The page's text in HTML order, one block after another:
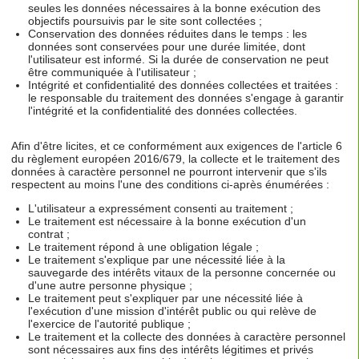
seules les données nécessaires à la bonne exécution des
objectifs poursuivis par le site sont collectées ;
Conservation des données réduites dans le temps : les
données sont conservées pour une durée limitée, dont
l'utilisateur est informé. Si la durée de conservation ne peut
être communiquée à l'utilisateur ;
Intégrité et confidentialité des données collectées et traitées :
le responsable du traitement des données s'engage à garantir
l'intégrité et la confidentialité des données collectées.
Afin d'être licites, et ce conformément aux exigences de l'article 6
du règlement européen 2016/679, la collecte et le traitement des
données à caractère personnel ne pourront intervenir que s'ils
respectent au moins l'une des conditions ci-après énumérées :
L'utilisateur a expressément consenti au traitement ;
Le traitement est nécessaire à la bonne exécution d'un
contrat ;
Le traitement répond à une obligation légale ;
Le traitement s'explique par une nécessité liée à la
sauvegarde des intérêts vitaux de la personne concernée ou
d'une autre personne physique ;
Le traitement peut s'expliquer par une nécessité liée à
l'exécution d'une mission d'intérêt public ou qui relève de
l'exercice de l'autorité publique ;
Le traitement et la collecte des données à caractère personnel
sont nécessaires aux fins des intérêts légitimes et privés